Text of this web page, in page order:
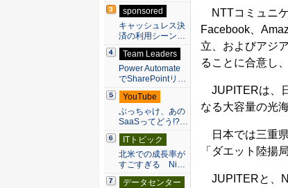
NTTコミュニケ
Facebook、
立、およびアジ
ることに合意し
JUPITERは、
なる大容量の光
日本では三重
「ダエット陸揚
JUPITERと、
sponsored
キャッシュレス決
済の利用シーン…
Team Leaders
Power Automate
でSharePointリ…
YouTube
ぶっちゃけ、あの
SaaSってどう!?…
ITトピック
北米での成長率が
すごすぎる Ni…
データセンター